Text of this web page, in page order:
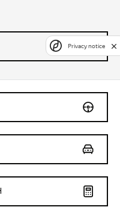
Privacy notice